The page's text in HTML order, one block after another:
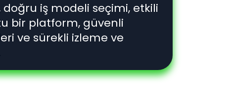
iş modeli seçimi, etkili
bir platform, güvenli
ve sürekli izleme ve